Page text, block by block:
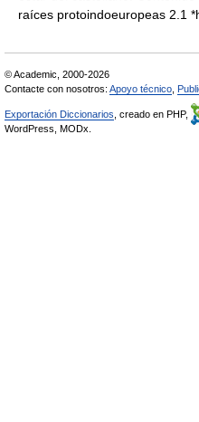
raíces protoindoeuropeas 2.1
© Academic, 2000-2026
Contacte con nosotros: Apoyo técnico
Exportación Diccionarios , creado en PHP,
WordPress, MODx.